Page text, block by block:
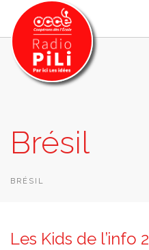
GRILLE DES PROGRAMMES
EMISSIONS / PODCASTS
SUR LE TERRITOIRE
RECHERCHER
Brésil
BRÉSIL
Les Kids de l’info 2